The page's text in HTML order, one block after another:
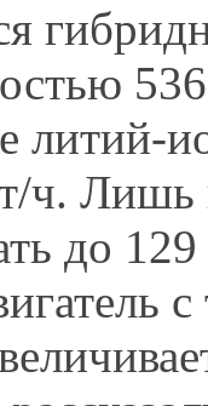
литий-
ч. Лишь
до